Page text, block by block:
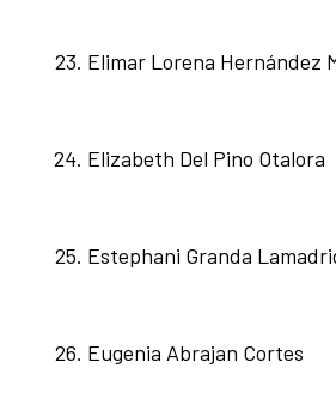
Elimar Lorena Hernández
Elizabeth Del Pino Otalora
Estephani Granda
Eugenia Abrajan Cortes